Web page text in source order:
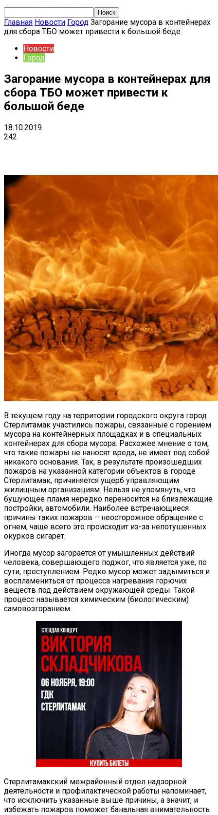
Главная Новости Город Загорание мусора в контейнерах
для сбора ТБО может привести к большой беде
Новости
Город
Загорание мусора в контейнерах для
сбора ТБО может привести к
большой беде
18.10.2019
242
В текущем году на территории городского округа город
Стерлитамак участились пожары, связанные с горением
мусора на контейнерных площадках и в специальных
контейнерах для сбора мусора. Расхожее мнение о том,
что такие пожары не наносят вреда, не имеет под собой
никакого основания. Так, в результате произошедших
пожаров на указанной категории объектов в городе
Стерлитамак, причиняется ущерб управляющим
жилищным организациям. Нельзя не упомянуть, что
бушующее пламя нередко переносится на близлежащие
постройки, автомобили. Наиболее встречающиеся
причины таких пожаров – неосторожное обращение с
огнем, чаще всего это происходит из-за непотушенных
окурков сигарет.
Иногда мусор загорается от умышленных действий
человека, совершающего поджог, что является уже, по
сути, преступлением. Редко мусор может задымиться и
воспламениться от процесса нагревания горючих
веществ под действием окружающей среды. Такой
процесс называется химическим (биологическим)
самовозгоранием.
Стерлитамакский межрайонный отдел надзорной
деятельности и профилактической работы напоминает,
что исключить указанные выше причины, а значит, и
избежать пожаров поможет банальная внимательность